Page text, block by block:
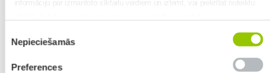
informāciju par izmantoto sīkfailu veidiem un izlemt, vai piekrītat noteiktu
Piekrišanas
izvēle
Nepieciešamās
Preferences